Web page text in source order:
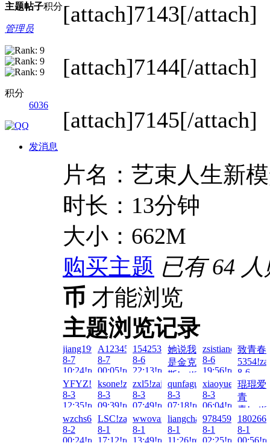
主题帖子积分
管理员
积分
6036
发消息
[attach]7143[/attach]
[attach]7144[/attach]
[attach]7145[/attach]
片名：艺束人生新
时长：13分钟
大小：662M
购买主题 已有 64
币 才能浏览
主题浏览记录
jiang1992!zai!2026-
8-7
10:24!read!
A123456...!zai!2026-
8-7
00:05!read!
1542538255!zai!2026-
8-6
22:13!read!
她说我
是金克
斯!zai!2026-
8-6
20:59!read!
8-6
19:56!read!
致青春
8-6
YFYZ!zai!2026-
8-3
12:35!read!
ksone!zai!2026-
8-3
09:39!read!
zxl5!zai!2026-
8-3
07:49!read!
8-3
07:18!read!
8-3
06:04!read!
琨琨爱
青
青
8-3
wzchs666!zai!2026-
8-2
00:24!read!
LSC!zai!2026-
8-1
17:12!read!
wwovar!zai!2026-
8-1
13:49!read!
liangchao!zai!2026-
8-1
11:26!read!
8-1
02:25!read!
8-1